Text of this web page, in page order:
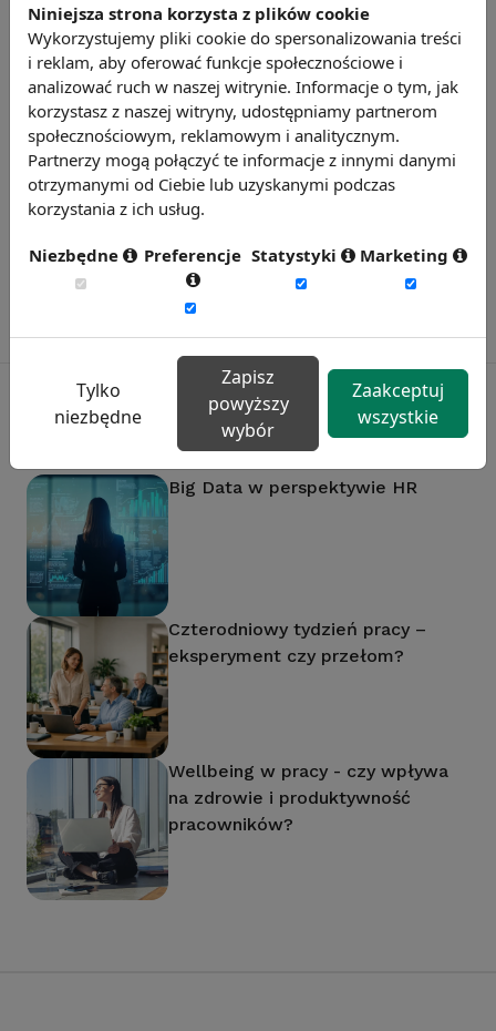
Badanie satysfakcji w Twojej firmie
13 wymiarów oceny, aktualne benchmarki
ogólnopolskie, branżowe i regionalne.
Polecane artykuły
Big Data w perspektywie HR
Czterodniowy tydzień pracy –
eksperyment czy przełom?
Wellbeing w pracy - czy wpływa
na zdrowie i produktywność
pracowników?
Niniejsza strona korzysta z plików cookie
Wykorzystujemy pliki cookie do spersonalizowania treści
i reklam, aby oferować funkcje społecznościowe i
analizować ruch w naszej witrynie. Informacje o tym, jak
korzystasz z naszej witryny, udostępniamy partnerom
społecznościowym, reklamowym i analitycznym.
Partnerzy mogą połączyć te informacje z innymi danymi
otrzymanymi od Ciebie lub uzyskanymi podczas
korzystania z ich usług.
Niezbędne Preferencje Statystyki Marketing
Tylko
niezbędne
Zapisz
powyższy
wybór
Zaakceptuj
wszystkie